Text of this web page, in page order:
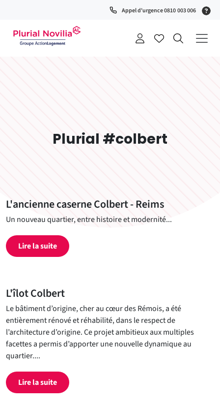
Appel d'urgence 0810 003 006
Plurial #colbert
L'ancienne caserne Colbert - Reims
Un nouveau quartier, entre histoire et modernité...
Lire la suite
L'îlot Colbert
Le bâtiment d’origine, cher au cœur des Rémois, a été
entièrement rénové et réhabilité, dans le respect de
l’architecture d’origine. Ce projet ambitieux aux multiples
facettes a permis d’apporter une nouvelle dynamique au
quartier....
Lire la suite